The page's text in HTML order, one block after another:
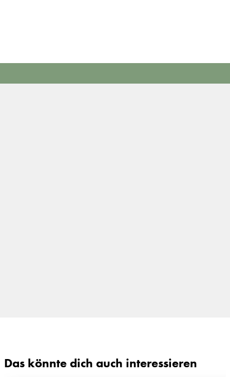
Das könnte dich auch interessieren